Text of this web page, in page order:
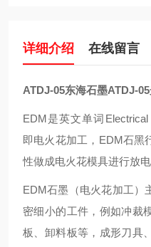
详细介绍 在线留言
ATDJ-05东海石墨ATDJ-
EDM是英文单词Electrical
即电火花加工，EDM石黑
性做成电火花模具进行放
EDM石墨（电火花加工）
密细小的工件，例如冲裁
板、卸料板等，成形刀具